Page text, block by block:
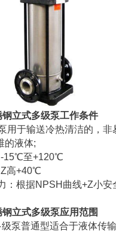
立式多级泵工作条件
于输送冷热清洁的，非
的液体;
至+120℃
高+40℃
根据NPSH曲线+Z小安
式多级泵应用范围
普通型适合于液体传